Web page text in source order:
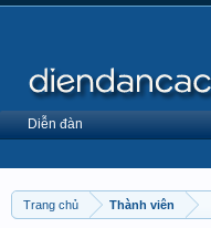
Trang chủ Thành viên
Diễn đàn